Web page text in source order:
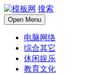
搜索
Open Menu
电脑网络
综合其它
休闲娱乐
教育文化